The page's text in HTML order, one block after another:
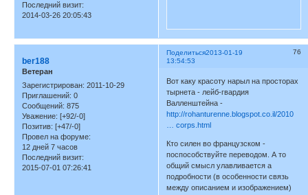
Последний визит:
2014-03-26 20:05:43
Поделиться 76
2013-01-19
13:54:53
ber188
Ветеран
Зарегистрирован: 2011-10-29
Приглашений: 0
Сообщений: 875
Уважение: [+92/-0]
Позитив: [+47/-0]
Провел на форуме:
12 дней 7 часов
Последний визит:
2015-07-01 07:26:41
Вот каку красоту нарыл на просторах
тырнета - лейб-гвардия
Валленштейна -
http://rohanturenne.blogspot.co.il/2010
… corps.html
Кто силен во французском -
поспособствуйте переводом. А то
общий смысл улавливается а
подробности (в особенности связь
между описанием и изображением)